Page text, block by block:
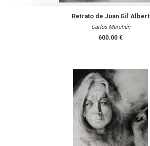
Retrato de Juan Gil Albert
Carlos Merchán
600.00 €